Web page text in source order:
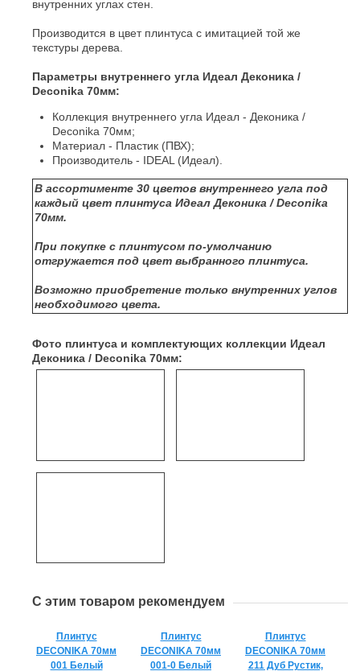
внутренних углах стен.
Производится в цвет плинтуса с имитацией той же
текстуры дерева.
Параметры внутреннего угла Идеал Деконика /
Deconika 70мм:
Коллекция внутреннего угла Идеал - Деконика /
Deconika 70мм;
Материал - Пластик (ПВХ);
Производитель - IDEAL (Идеал).
В ассортименте 30 цветов внутреннего угла под
каждый цвет плинтуса Идеал Деконика / Deconika
70мм.
При покупке с плинтусом по-умолчанию
отгружается под цвет выбранного плинтуса.
Возможно приобретение только внутренних углов
необходимого цвета.
Фото плинтуса и комплектующих коллекции Идеал
Деконика / Deconika 70мм:
С этим товаром рекомендуем
Плинтус
DECONIKA 70мм
001 Белый
Плинтус
DECONIKA 70мм
001-0 Белый
Плинтус
DECONIKA 70мм
211 Дуб Рустик,